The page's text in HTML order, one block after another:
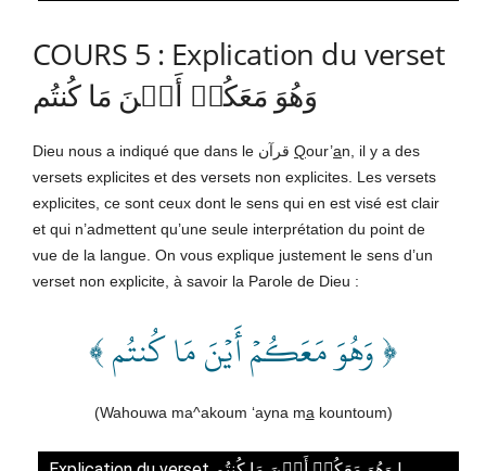
COURS 5 : Explication du verset
Qour’an, il y a des
versets explicites et des versets non explicites. Les versets
explicites, ce sont ceux dont le sens qui en est visé est clair
et qui n’admettent qu’une seule interprétation du point de
vue de la langue. On vous explique justement le sens d’un
verset non explicite, à savoir la Parole de Dieu :
﴿ وَهُوَ مَعَكُمۡ أَيۡنَ مَا كُنتُم ﴾
(Wahouwa ma^akoum ‘ayna ma kountoum)